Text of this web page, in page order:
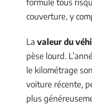
couverture, y
La valeur du
pèse lourd.
le kilométrage
voiture récente,
plus